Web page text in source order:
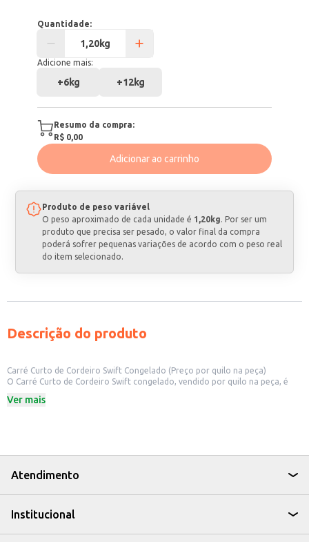
Quantidade:
Adicione mais:
+6kg +12kg
Resumo da compra:
R$ 0,00
Adicionar ao carrinho
Produto de peso variável
O peso aproximado de cada unidade é 1,20kg. Por ser um
produto que precisa ser pesado, o valor final da compra
poderá sofrer pequenas variações de acordo com o peso real
do item selecionado.
Descrição do produto
Carré Curto de Cordeiro Swift Congelado (Preço por quilo na peça)
O Carré Curto de Cordeiro Swift congelado, vendido por quilo na peça, é
açougues e outros estabelecimentos comerciais que buscam cortes de
Espécie: Cordeiro
Marca: Swift
Venda: Por quilo, na peça congelada
cordeiro.
eventos.
Ver mais
Atendimento
Institucional